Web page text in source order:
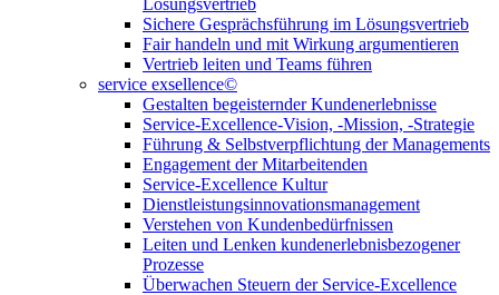
Lösungsvertrieb
Sichere Gesprächsführung im Lösungsvertrieb
Fair handeln und mit Wirkung argumentieren
Vertrieb leiten und Teams führen
service exsellence©
Gestalten begeisternder Kundenerlebnisse
Service-Excellence-Vision, -Mission, -Strategie
Führung & Selbstverpflichtung der Managements
Engagement der Mitarbeitenden
Service-Excellence Kultur
Dienstleistungsinnovationsmanagement
Verstehen von Kundenbedürfnissen
Leiten und Lenken kundenerlebnisbezogener
Prozesse
Überwachen Steuern der Service-Excellence